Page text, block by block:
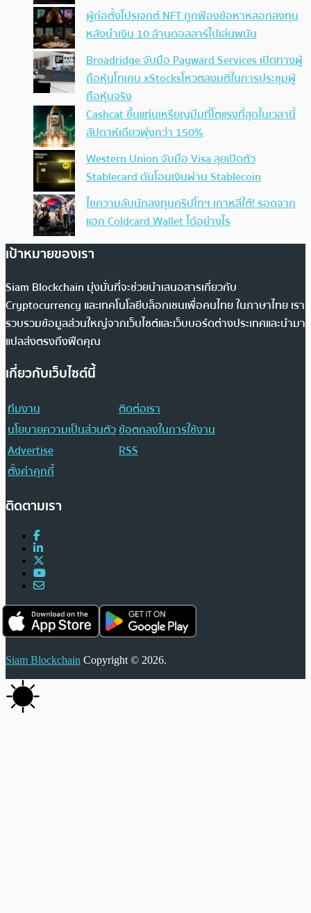
ผู้ก่อตั้งโปรเจกต์ NFT ถูกฟ้องข้อหาหลอกลงทุน
หลังนำเงิน 10 ล้านดอลลาร์ไปเล่นพนัน
Broadridge จับมือ Payward Services เปิดทางผู้
ถือหุ้นโทเคน xStocksโหวตลงมติในการประชุมผู้
ถือหุ้นจริง
Cashcat ขึ้นแท่นเหรียญมีมที่โตแรงที่สุดในเวลานี้
สัปดาห์เดียวพุ่งกว่า 150%
Western Union จับมือ Visa ลุยเปิดตัว
Stablecard ดันโอนเงินผ่าน Stablecoin
ไขความลับนักลงทุนคริปโทฯ เกาหลีใต้! รอดจาก
แฮก Coldcard Wallet ได้อย่างไร
เป้าหมายของเรา
Siam Blockchain มุ่งมั่นที่จะช่วยนำเสนอสารเกี่ยวกับ
Cryptocurrency และเทคโนโลยีบล็อกเชนเพื่อคนไทย ในภาษาไทย เรา
รวบรวมข้อมูลส่วนใหญ่จากเว็บไซต์และเว็บบอร์ดต่างประเทศและนำมา
แปลส่งตรงถึงฟีดคุณ
เกี่ยวกับเว็บไซต์นี้
ทีมงาน
ติดต่อเรา
นโยบายความเป็นส่วนตัวข้อตกลงในการใช้งาน
Advertise
RSS
ตั้งค่าคุกกี้
ติดตามเรา
Siam Blockchain Copyright © 2026.